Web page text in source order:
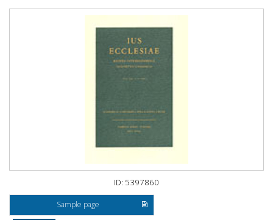
ID: 5397860
Sample page